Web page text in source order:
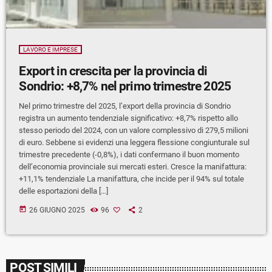
LAVORO E IMPRESE
Export in crescita per la provincia di
Sondrio: +8,7% nel primo trimestre 2025
Nel primo trimestre del 2025, l’export della provincia di Sondrio
registra un aumento tendenziale significativo: +8,7% rispetto allo
stesso periodo del 2024, con un valore complessivo di 279,5 milioni
di euro. Sebbene si evidenzi una leggera flessione congiunturale sul
trimestre precedente (-0,8%), i dati confermano il buon momento
dell’economia provinciale sui mercati esteri. Cresce la manifattura:
+11,1% tendenziale La manifattura, che incide per il 94% sul totale
delle esportazioni della […]
today 26 GIUGNO 2025 96 2
POST SIMILI